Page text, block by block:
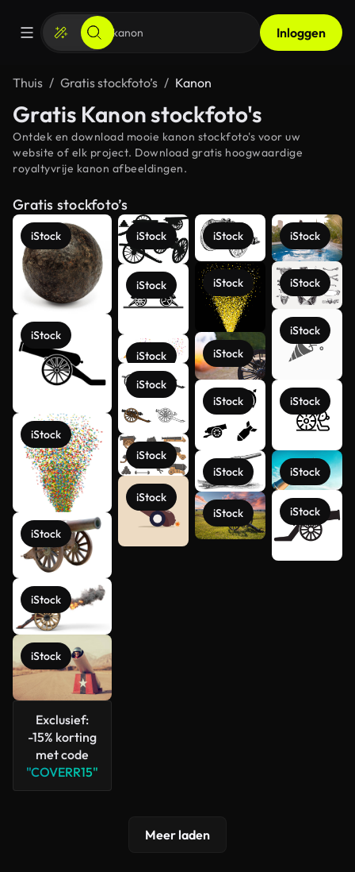
Inloggen
Thuis Gratis stockfoto’s Kanon
Gratis Kanon stockfoto's
Ontdek en download mooie kanon stockfoto's voor uw
website of elk project. Download gratis hoogwaardige
royaltyvrije kanon afbeeldingen.
Gratis stockfoto’s
iStock
iStock
iStock
iStock
iStock
iStock
Exclusief:
-15% korting
met code
"COVERR15"
iStock
iStock
iStock
iStock
iStock
iStock
iStock
iStock
iStock
iStock
iStock
iStock
iStock
iStock
iStock
iStock
iStock
iStock
Meer laden